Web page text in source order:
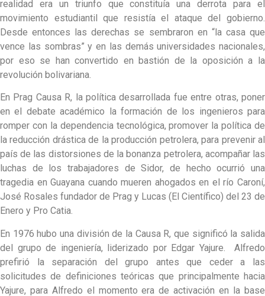
realidad era un triunfo que constituía una derrota para el
movimiento estudiantil que resistía el ataque del gobierno.
Desde entonces las derechas se sembraron en “la casa que
vence las sombras” y en las demás universidades nacionales,
por eso se han convertido en bastión de la oposición a la
revolución bolivariana.
En Prag Causa R, la política desarrollada fue entre otras, poner
en el debate académico la formación de los ingenieros para
romper con la dependencia tecnológica, promover la política de
la reducción drástica de la producción petrolera, para prevenir al
país de las distorsiones de la bonanza petrolera, acompañar las
luchas de los trabajadores de Sidor, de hecho ocurrió una
tragedia en Guayana cuando mueren ahogados en el río Caroní,
José Rosales fundador de Prag y Lucas (El Científico) del 23 de
Enero y Pro Catia.
En 1976 hubo una división de la Causa R, que significó la salida
del grupo de ingeniería, liderizado por Edgar Yajure. Alfredo
prefirió la separación del grupo antes que ceder a las
solicitudes de definiciones teóricas que principalmente hacia
Yajure, para Alfredo el momento era de activación en la base